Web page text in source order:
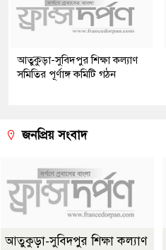
আতুকুড়া-সুবিদপুর শিক্ষা কল্যাণ
সমিতির পূর্ণাঙ্গ কমিটি গঠন
জনপ্রিয় সংবাদ
আতুকুড়া-সুবিদপুর শিক্ষা কল্যাণ